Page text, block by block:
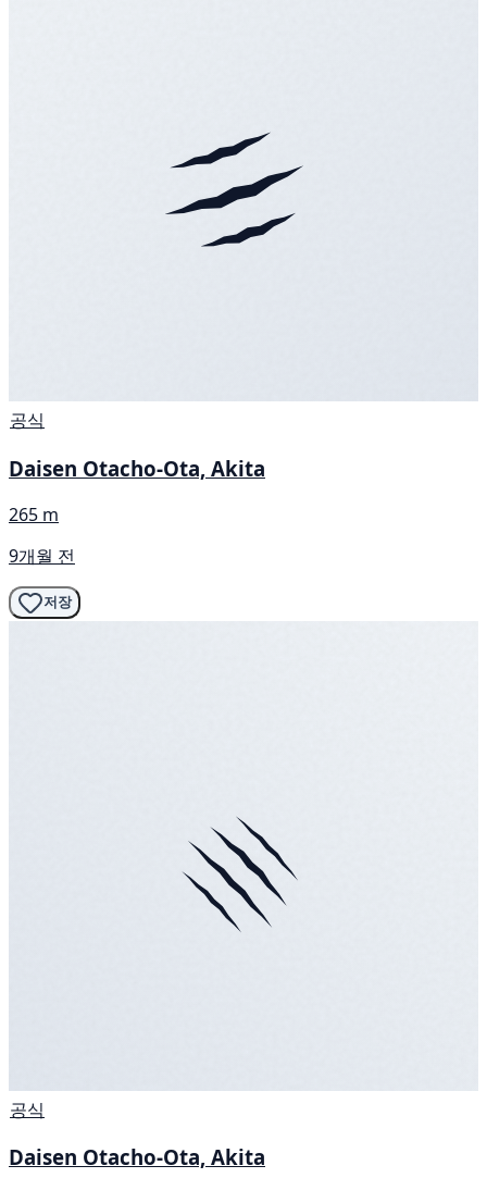
공식
Daisen Otacho-Ota, Akita
265 m
9개월 전
저장
공식
Daisen Otacho-Ota, Akita